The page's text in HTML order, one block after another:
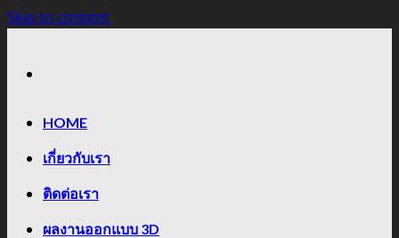
Skip to content
HOME
เกี่ยวกับเรา
ติดต่อเรา
ผลงานออกแบบ 3D